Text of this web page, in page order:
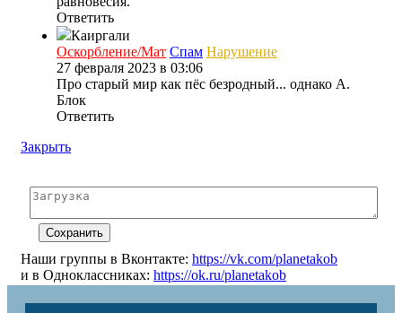
Ответить
Каиргали
Оскорбление/Мат Спам Нарушение
27 февраля 2023 в 03:06
Про старый мир как пёс безродный... однако А.
Блок
Ответить
Закрыть
Наши группы в Вконтакте: https://vk.com/planetakob
и в Одноклассниках: https://ok.ru/planetakob